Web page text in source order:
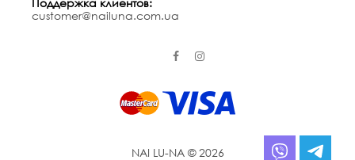
customer@nailuna.com.ua
NAI LU-NA © 2026